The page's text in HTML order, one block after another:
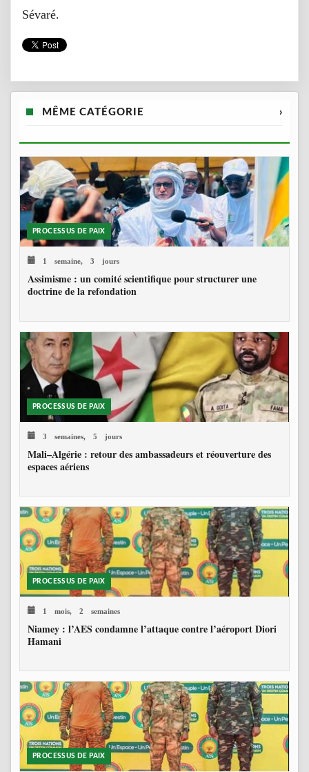
Sévaré.
MÊME CATÉGORIE ›
PROCESSUS DE PAIX
1 semaine, 3 jours
Assimisme : un comité scientifique pour structurer une
doctrine de la refondation
PROCESSUS DE PAIX
3 semaines, 5 jours
Mali–Algérie : retour des ambassadeurs et réouverture des
espaces aériens
PROCESSUS DE PAIX
1 mois, 2 semaines
Niamey : l’AES condamne l’attaque contre l’aéroport Diori
Hamani
PROCESSUS DE PAIX